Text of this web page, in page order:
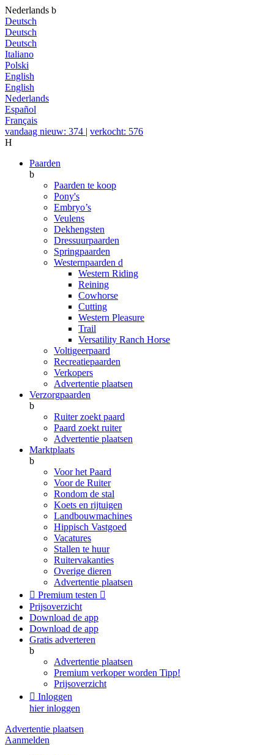
Nederlands b
Deutsch
Deutsch
Deutsch
Italiano
Polski
English
English
Nederlands
Español
Français
vandaag nieuw: 374 | verkocht: 576
H
Paarden
b
Paarden te koop
Pony's
Embryo’s
Veulens
Dekhengsten
Dressuurpaarden
Springpaarden
Westernpaarden d
Western Riding
Reining
Cowhorse
Cutting
Western Pleasure
Trail
Versatility Ranch Horse
Voltigeerpaard
Recreatiepaarden
Verkopers
Advertentie plaatsen
Verzorgpaarden
b
Ruiter zoekt paard
Paard zoekt ruiter
Advertentie plaatsen
Marktplaats
b
Voor het Paard
Voor de Ruiter
Rondom de stal
Koets en rijtuigen
Landbouwmachines
Hippisch Vastgoed
Vacatures
Stallen te huur
Ruitervakanties
Overige dieren
Advertentie plaatsen
 Premium testen 
Prijsoverzicht
Download de app
Download de app
Gratis adverteren
b
Advertentie plaatsen
Premium verkoper worden Tipp!
Prijsoverzicht
 Inloggen
hier inloggen
Advertentie plaatsen
Aanmelden